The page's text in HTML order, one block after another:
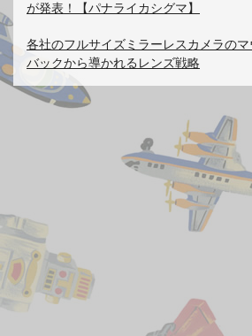
が発表！【パナライカシグマ】
各社のフルサイズミラーレスカメラの
バックから導かれるレンズ戦略